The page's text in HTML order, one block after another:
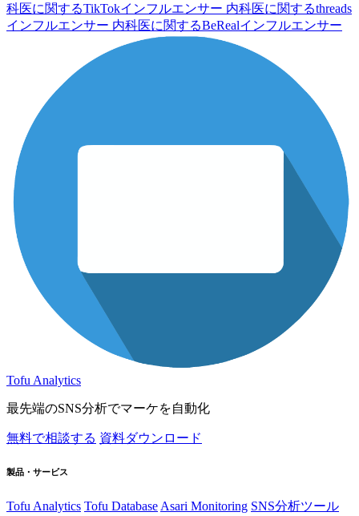
科医に関するTikTokインフルエンサー 内科医に関するthreads
インフルエンサー 内科医に関するBeRealインフルエンサー
Tofu Analytics
最先端のSNS分析でマーケを自動化
無料で相談する 資料ダウンロード
製品・サービス
Tofu Analytics Tofu Database Asari Monitoring SNS分析ツール